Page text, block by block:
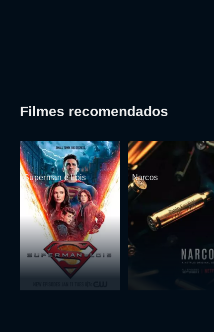
Filmes recomendados
Superman e Lois Narcos